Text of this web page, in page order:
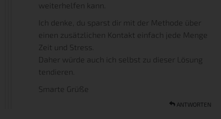
weiterhelfen kann.
Ich denke, du sparst dir mit der Methode über
einen zusätzlichen Kontakt einfach jede Menge
Zeit und Stress.
Daher würde auch ich selbst zu dieser Lösung
tendieren.
Smarte Grüße
ANTWORTEN